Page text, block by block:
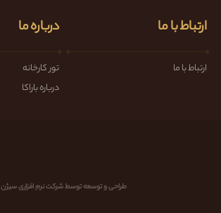
ارتباط با ما
ارتباط با ما
درباره ما
تور کارخانه
درباره باراکا
طراحی و توسعه توسط شرکت نرم افزاری سیژن